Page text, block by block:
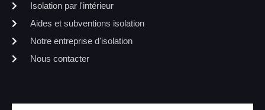
Isolation par l'intérieur
Aides et subventions isolation
Notre entreprise d'isolation
Nous contacter